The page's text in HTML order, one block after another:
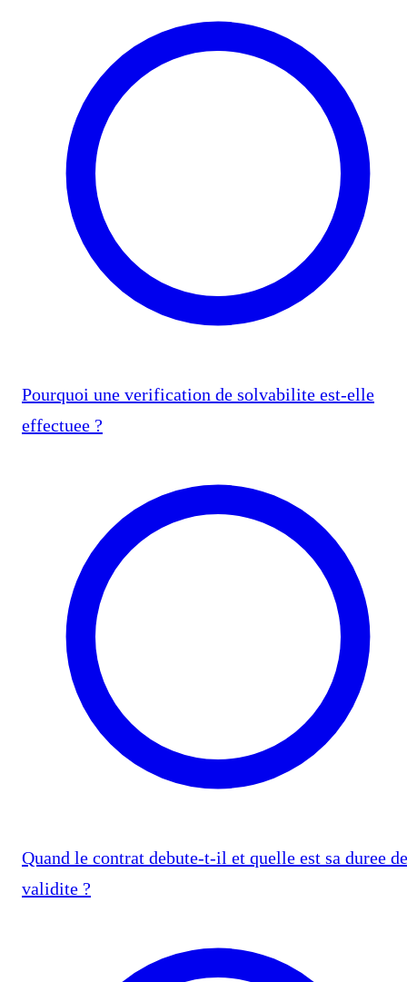
Pourquoi une verification de solvabilite est-elle
effectuee ?
Quand le contrat debute-t-il et quelle est sa duree de
validite ?